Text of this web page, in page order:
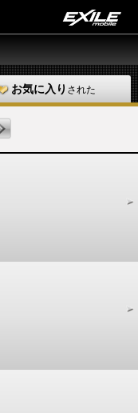
お気に入り された